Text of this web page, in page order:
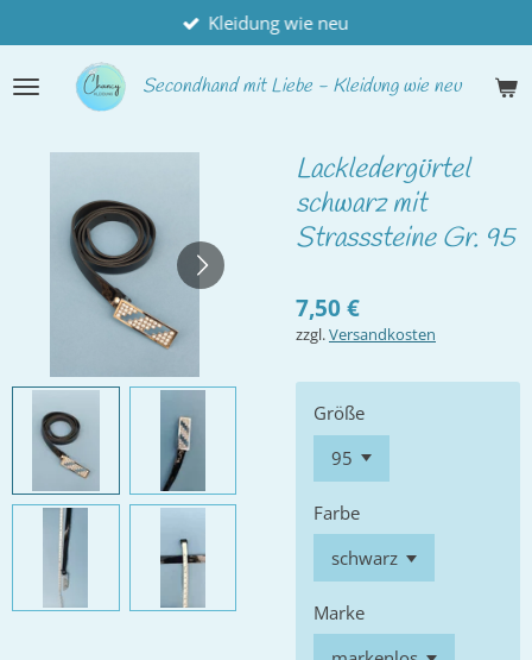
Hauptinhalt
springen
Secondhandmit Liebe - Kleidung wie neu
Kleidung wie neu
Lackledergürtel
schwarz mit
Strasssteine Gr. 95
7,50 €
zzgl.Versandkosten
Größe
Farbe
Marke